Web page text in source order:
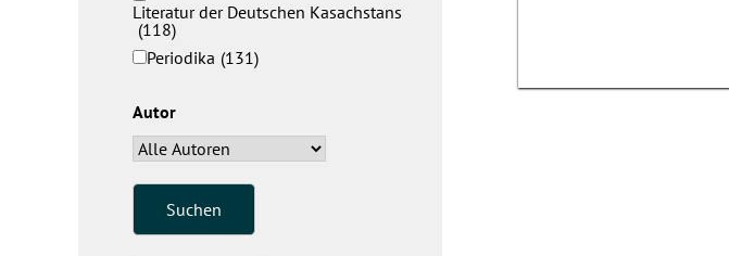
Literatur der Deutschen Kasachstans
(118)
Periodika (131)
Autor